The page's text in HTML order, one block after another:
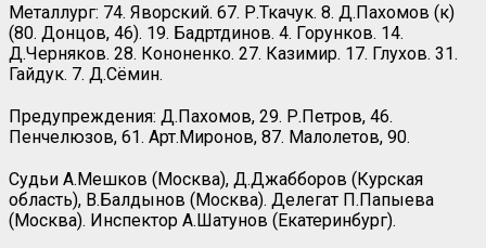
Металлург: 74. Яворский. 67. Р.Ткачук. 8. Д.Пахомов (к)
(80. Донцов, 46). 19. Бадртдинов. 4. Горунков. 14.
Д.Черняков. 28. Кононенко. 27. Казимир. 17. Глухов. 31.
Гайдук. 7. Д.Сёмин.
Предупреждения: Д.Пахомов, 29. Р.Петров, 46.
Пенчелюзов, 61. Арт.Миронов, 87. Малолетов, 90.
Судьи А.Мешков (Москва), Д.Джабборов (Курская
область), В.Балдынов (Москва). Делегат П.Папыева
(Москва). Инспектор А.Шатунов (Екатеринбург).